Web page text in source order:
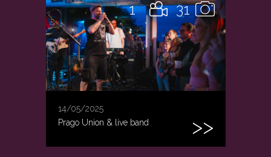
31
1
14/05/2025
Prago Union & live band